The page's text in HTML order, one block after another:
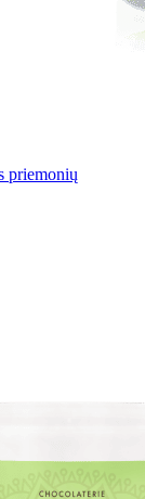
priemonių